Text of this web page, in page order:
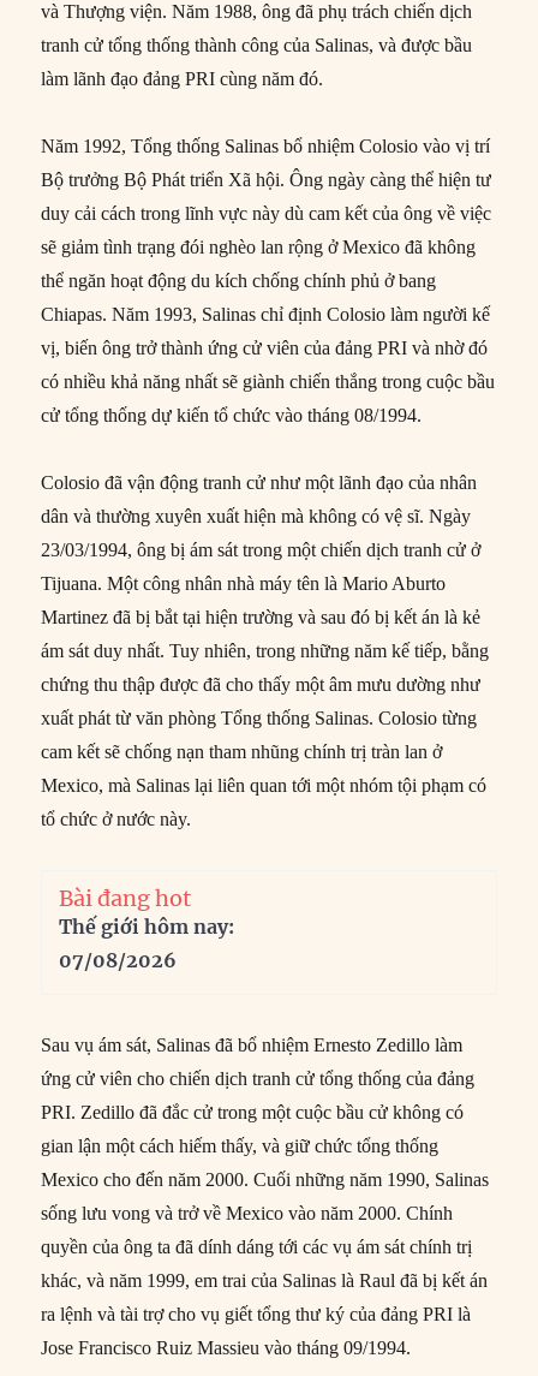
và Thượng viện. Năm 1988, ông đã phụ trách chiến dịch
tranh cử tổng thống thành công của Salinas, và được bầu
làm lãnh đạo đảng PRI cùng năm đó.
Năm 1992, Tổng thống Salinas bổ nhiệm Colosio vào vị trí
Bộ trưởng Bộ Phát triển Xã hội. Ông ngày càng thể hiện tư
duy cải cách trong lĩnh vực này dù cam kết của ông về việc
sẽ giảm tình trạng đói nghèo lan rộng ở Mexico đã không
thể ngăn hoạt động du kích chống chính phủ ở bang
Chiapas. Năm 1993, Salinas chỉ định Colosio làm người kế
vị, biến ông trở thành ứng cử viên của đảng PRI và nhờ đó
có nhiều khả năng nhất sẽ giành chiến thắng trong cuộc bầu
cử tổng thống dự kiến tổ chức vào tháng 08/1994.
Colosio đã vận động tranh cử như một lãnh đạo của nhân
dân và thường xuyên xuất hiện mà không có vệ sĩ. Ngày
23/03/1994, ông bị ám sát trong một chiến dịch tranh cử ở
Tijuana. Một công nhân nhà máy tên là Mario Aburto
Martinez đã bị bắt tại hiện trường và sau đó bị kết án là kẻ
ám sát duy nhất. Tuy nhiên, trong những năm kế tiếp, bằng
chứng thu thập được đã cho thấy một âm mưu dường như
xuất phát từ văn phòng Tổng thống Salinas. Colosio từng
cam kết sẽ chống nạn tham nhũng chính trị tràn lan ở
Mexico, mà Salinas lại liên quan tới một nhóm tội phạm có
tổ chức ở nước này.
Bài đang hot
Thế giới hôm nay:
07/08/2026
Sau vụ ám sát, Salinas đã bổ nhiệm Ernesto Zedillo làm
ứng cử viên cho chiến dịch tranh cử tổng thống của đảng
PRI. Zedillo đã đắc cử trong một cuộc bầu cử không có
gian lận một cách hiếm thấy, và giữ chức tổng thống
Mexico cho đến năm 2000. Cuối những năm 1990, Salinas
sống lưu vong và trở về Mexico vào năm 2000. Chính
quyền của ông ta đã dính dáng tới các vụ ám sát chính trị
khác, và năm 1999, em trai của Salinas là Raul đã bị kết án
ra lệnh và tài trợ cho vụ giết tổng thư ký của đảng PRI là
Jose Francisco Ruiz Massieu vào tháng 09/1994.